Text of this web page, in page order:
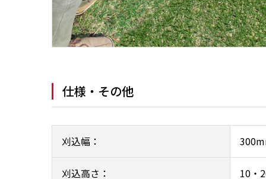
仕様・その他
刈込幅：
刈込高さ： 10・